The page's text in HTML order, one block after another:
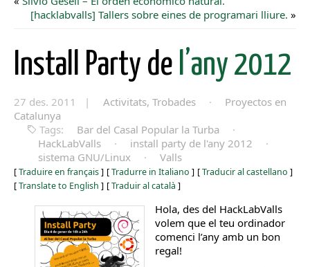
[hacklabvalls] Tallers sobre eines de programari lliure. »
Install Party de l’any 2012
27 des. 2011 | Activitats, Trobades ·
Proyectos en
Catalunya
Tags:
Bar del Casal Popular la Turba
·
HackLabValls
· install party de l'any 2012
·
sistema GNU/Linux
· Valls
[Traduire en français] [Tradurre in Italiano ] [Traducir al castellano ]
[Translate to English ] [Traduir al català ]
Hola, des del HackLabValls
volem que el teu ordinador
comenci l’any amb un bon
regal!